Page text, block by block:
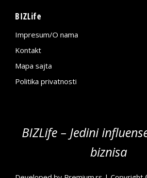
BIZLife
Impresum/O nama
Kontakt
Mapa sajta
Politika privatnosti
BIZLife – Jedini
biznisa